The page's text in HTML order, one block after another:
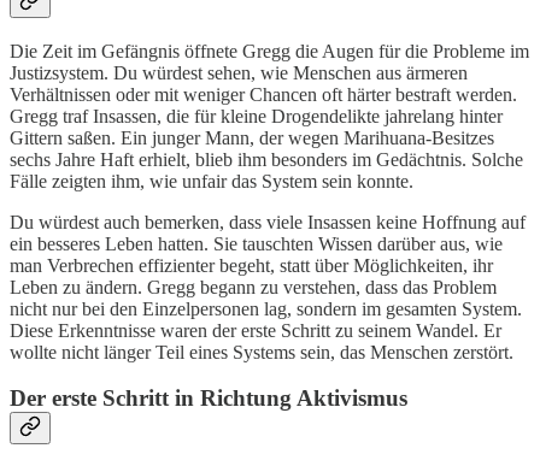
Die Zeit im Gefängnis öffnete Gregg die Augen für die Probleme im
Justizsystem. Du würdest sehen, wie Menschen aus ärmeren
Verhältnissen oder mit weniger Chancen oft härter bestraft werden.
Gregg traf Insassen, die für kleine Drogendelikte jahrelang hinter
Gittern saßen. Ein junger Mann, der wegen Marihuana-Besitzes
sechs Jahre Haft erhielt, blieb ihm besonders im Gedächtnis. Solche
Fälle zeigten ihm, wie unfair das System sein konnte.
Du würdest auch bemerken, dass viele Insassen keine Hoffnung auf
ein besseres Leben hatten. Sie tauschten Wissen darüber aus, wie
man Verbrechen effizienter begeht, statt über Möglichkeiten, ihr
Leben zu ändern. Gregg begann zu verstehen, dass das Problem
nicht nur bei den Einzelpersonen lag, sondern im gesamten System.
Diese Erkenntnisse waren der erste Schritt zu seinem Wandel. Er
wollte nicht länger Teil eines Systems sein, das Menschen zerstört.
Der erste Schritt in Richtung Aktivismus